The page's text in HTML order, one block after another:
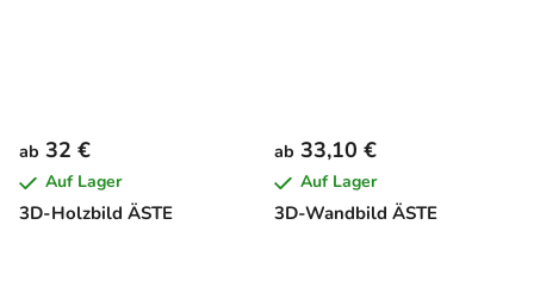
3D-Holzbild ÄSTE
ab 32 €
Auf Lager
3D-Wandbild ÄSTE
ab 33,10 €
Auf Lager